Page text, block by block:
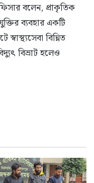
বলেন, প্রাকৃতিক
ব্যবহার একটি
বিঘ্নিত
বিভ্রাট হলেও